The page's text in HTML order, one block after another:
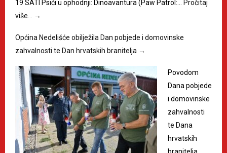
19 SATI Psići u ophodnji: Dinoavantura (Paw Patrol:… Pročitaj
više…
→
Općina Nedelišće obilježila Dan pobjede i domovinske
zahvalnosti te Dan hrvatskih branitelja →
Povodom
Dana pobjede
i domovinske
zahvalnosti
te Dana
hrvatskih
branitelja,